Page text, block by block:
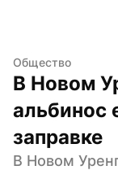
Общество
В Новом
альбинос
заправке
В Новом